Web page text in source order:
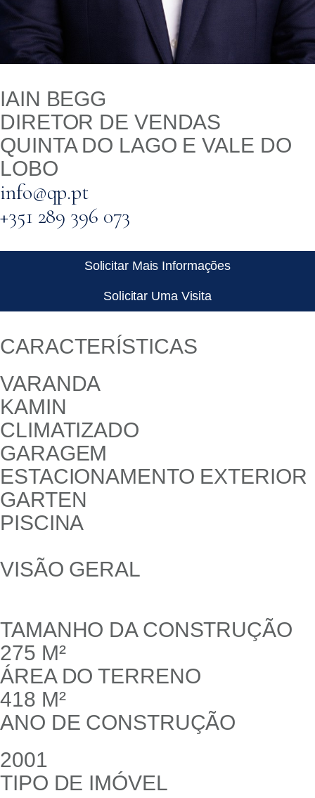
IAIN BEGG
DIRETOR DE VENDAS
QUINTA DO LAGO E VALE DO
LOBO
info@qp.pt
+351 289 396 073
Solicitar Mais Informações
Solicitar Uma Visita
CARACTERÍSTICAS
VARANDA
KAMIN
CLIMATIZADO
GARAGEM
ESTACIONAMENTO EXTERIOR
GARTEN
PISCINA
VISÃO GERAL
TAMANHO DA CONSTRUÇÃO
275 M²
ÁREA DO TERRENO
418 M²
ANO DE CONSTRUÇÃO
2001
TIPO DE IMÓVEL